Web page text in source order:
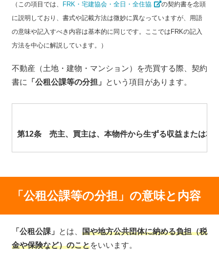
（この項目では、 FRK・宅建協会・全日・全住協
の契約書を念頭
に説明しており、書式や記載方法は微妙に異なっていますが、用語
の意味や記入すべき内容は基本的に同じです。ここではFRKの記入
方法を中心に解説しています。）
不動産（土地・建物・マンション）を売買する際、契約
書に
「公租公課等の分担」 という項目があります。
第12条 売主、買主は、本物件から生ずる収益または本
「公租公課等の分担」の意味と内容
「公租公課」 とは、 国や地方公共団体に納める負担（税
金や保険など）のことをいいます。